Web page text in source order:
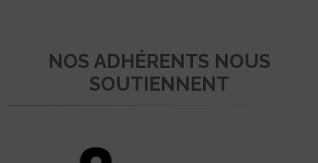
NOS ADHÉRENTS NOUS
SOUTIENNENT